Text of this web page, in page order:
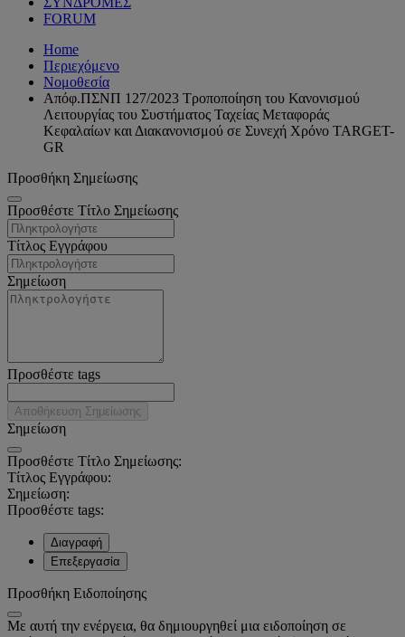
FORUM
Home
Περιεχόμενο
Νομοθεσία
Απόφ.ΠΣΝΠ 127/2023 Τροποποίηση του Κανονισμού
Λειτουργίας του Συστήματος Ταχείας Μεταφοράς
Κεφαλαίων και Διακανονισμού σε Συνεχή Χρόνο ΤΑRGET-
GR
Προσθήκη Σημείωσης
Προσθέστε Τίτλο Σημείωσης
Τίτλος Εγγράφου
Σημείωση
Προσθέστε tags
Αποθήκευση Σημείωσης
Σημείωση
Προσθέστε Τίτλο Σημείωσης:
Τίτλος Εγγράφου:
Σημείωση:
Προσθέστε tags:
Διαγραφή
Επεξεργασία
Προσθήκη Ειδοποίησης
Με αυτή την ενέργεια, θα δημιουργηθεί μια ειδοποίηση σε